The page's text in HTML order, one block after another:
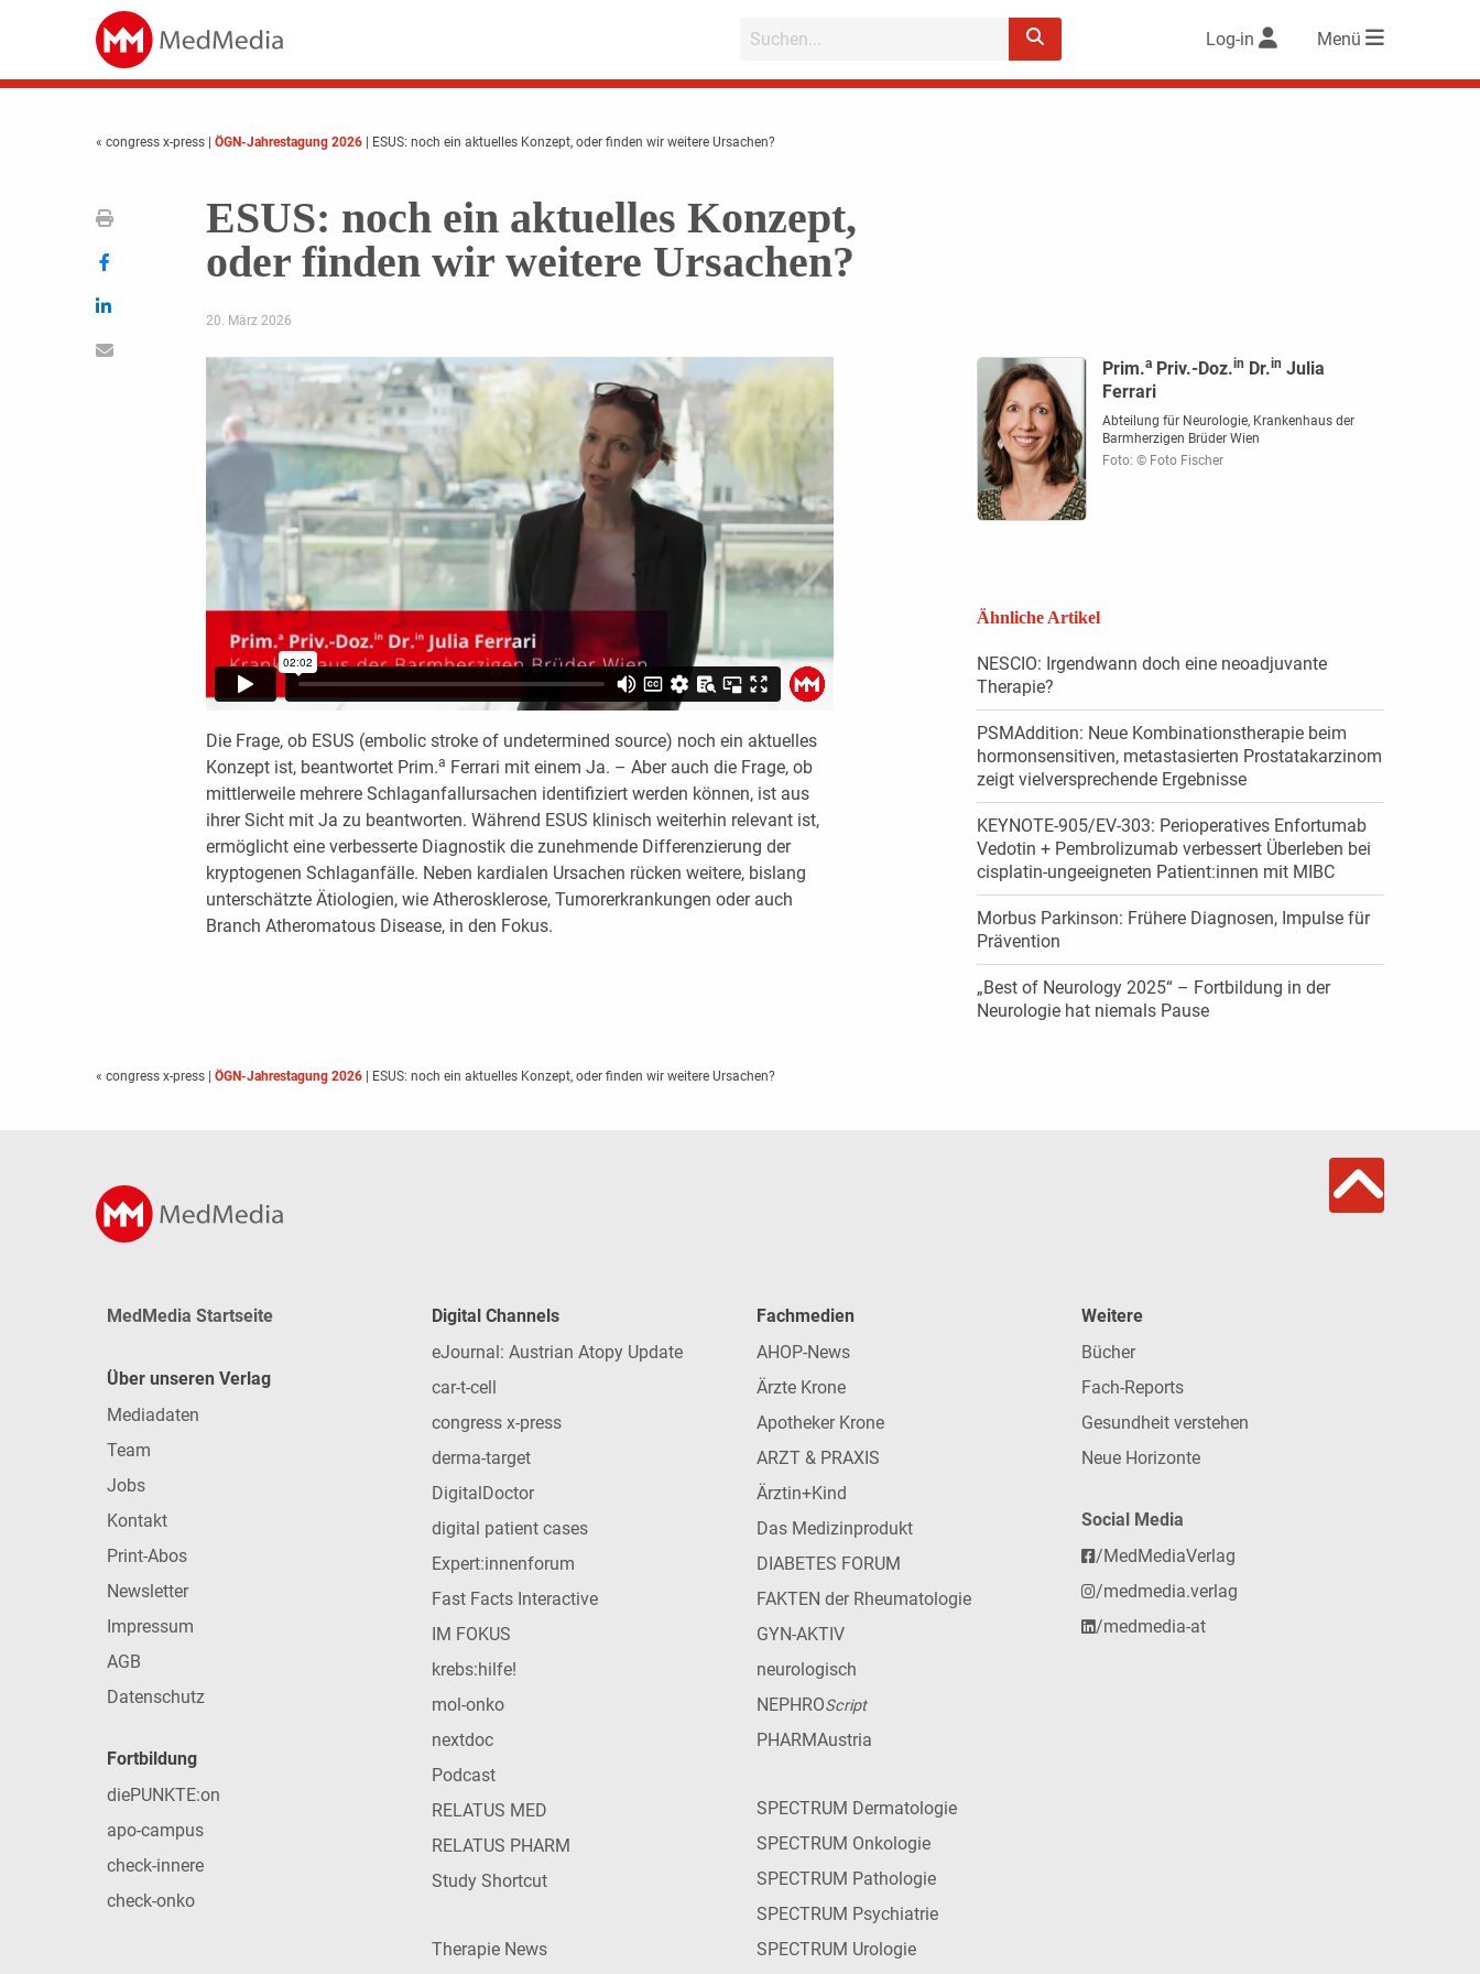
Log-in Menü
« congress x-press ÖGN-Jahrestagung 2026 | ESUS: noch ein aktuelles Konzept, oder finden wir weitere Ursachen?
ESUS: noch ein aktuelles Konzept,
oder finden wir weitere Ursachen?
20. März 2026
Die Frage, ob ESUS (embolic stroke of undetermined source) noch ein aktuelles
Konzept ist, beantwortet Prim.a Ferrari mit einem Ja. – Aber auch die Frage, ob
mittlerweile mehrere Schlaganfallursachen identifiziert werden können, ist aus
ihrer Sicht mit Ja zu beantworten. Während ESUS klinisch weiterhin relevant ist,
ermöglicht eine verbesserte Diagnostik die zunehmende Differenzierung der
kryptogenen Schlaganfälle. Neben kardialen Ursachen rücken weitere, bislang
unterschätzte Ätiologien, wie Atherosklerose, Tumorerkrankungen oder auch
Branch Atheromatous Disease, in den Fokus.
Prim.aPriv.-Doz.in Dr.in Julia
Ferrari
Abteilung für Neurologie, Krankenhaus der
Barmherzigen Brüder Wien
Foto: © Foto Fischer
Ähnliche Artikel
NESCIO: Irgendwann doch eine neoadjuvante
Therapie?
PSMAddition: Neue Kombinationstherapie beim
hormonsensitiven, metastasierten Prostatakarzinom
zeigt vielversprechende Ergebnisse
KEYNOTE-905/EV-303: Perioperatives Enfortumab
Vedotin + Pembrolizumab verbessert Überleben bei
cisplatin-ungeeigneten Patient:innen mit MIBC
Morbus Parkinson: Frühere Diagnosen, Impulse für
Prävention
„Best of Neurology 2025“ – Fortbildung in der
Neurologie hat niemals Pause
« congress x-press ÖGN-Jahrestagung 2026 | ESUS: noch ein aktuelles Konzept, oder finden wir weitere Ursachen?
MedMedia Startseite
Über unseren Verlag
Mediadaten
Team
Jobs
Kontakt
Print-Abos
Newsletter
Impressum
AGB
Datenschutz
Fortbildung
diePUNKTE:on
apo-campus
check-innere
check-onko
Digital Channels
eJournal: Austrian Atopy Update
car-t-cell
congress x-press
derma-target
DigitalDoctor
digital patient cases
Expert:innenforum
Fast Facts Interactive
IM FOKUS
krebs:hilfe!
mol-onko
nextdoc
Podcast
RELATUS MED
RELATUS PHARM
Study Shortcut
Therapie News
Fachmedien
AHOP-News
Ärzte Krone
Apotheker Krone
ARZT & PRAXIS
Ärztin+Kind
Das Medizinprodukt
DIABETES FORUM
FAKTEN der Rheumatologie
GYN-AKTIV
neurologisch
NEPHROScript
PHARMAustria
SPECTRUM Dermatologie
SPECTRUM Onkologie
SPECTRUM Pathologie
SPECTRUM Psychiatrie
SPECTRUM Urologie
Weitere
Bücher
Fach-Reports
Gesundheit verstehen
Neue Horizonte
Social Media
/MedMediaVerlag
/medmedia.verlag
/medmedia-at